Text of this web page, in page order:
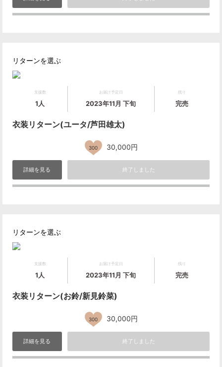
リターンを選ぶ
支援数
1人
お届け予定日
2023年11月 下旬
残り
完売
衣装リターン(ユータ/芦田雄太)
300 30,000円
詳細を見る 終了しました
リターンを選ぶ
支援数
1人
お届け予定日
2023年11月 下旬
残り
完売
衣装リターン(お鈴/新見鈴菜)
300 30,000円
詳細を見る 終了しました